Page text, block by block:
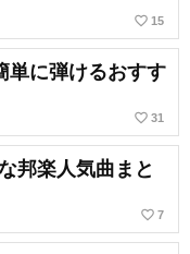
favorite_border 15
単に弾けるおすす
favorite_border 31
邦楽人気曲まと
favorite_border 7